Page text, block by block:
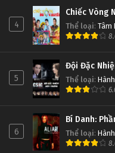
4
Chiếc Vòng
Thể loại: Tâm
5
Đội Đặc
Thể loại:
6
Bí Danh:
Thể loại: